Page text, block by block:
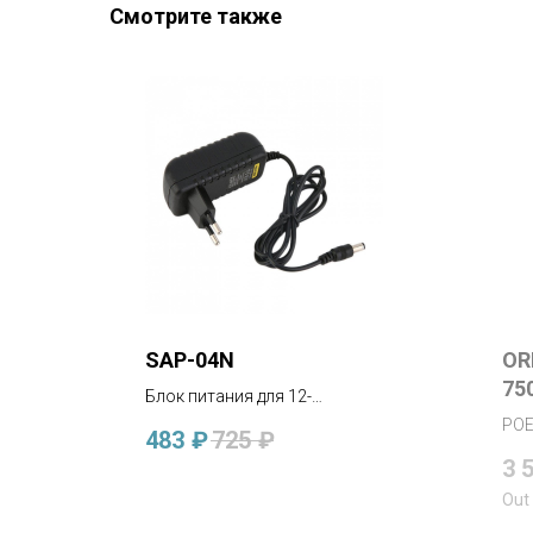
Смотрите также
SAP-04N
Блок питания для 12-
2А, 24Вт, штекер 2.1x5.5 мм
483 ₽725 ₽
3